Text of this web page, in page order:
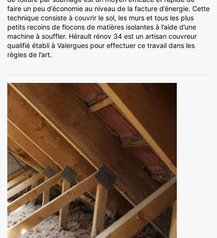
faire un peu d’économie au niveau de la facture d’énergie. Cette
technique consiste à couvrir le sol, les murs et tous les plus
petits recoins de flocons de matières isolantes à l’aide d’une
machine à souffler. Hérault rénov 34 est un artisan couvreur
qualifié établi à Valergues pour effectuer ce travail dans les
règles de l’art.